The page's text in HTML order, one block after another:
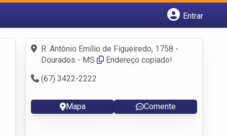
Entrar
Fazer login
Criar conta
R. Antônio Emílio de Figueiredo, 1758 -
Dourados - MS
Endereço copiado!
(67) 3422-2222
Mapa Comente